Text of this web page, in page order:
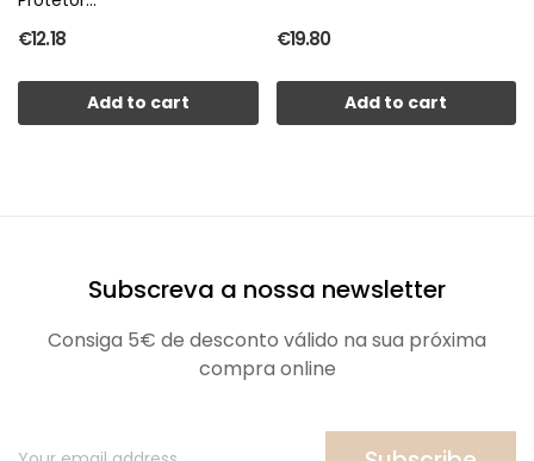
€12.18
Add to cart
€19.80
Add to cart
Subscreva a nossa newsletter
Consiga 5€ de desconto válido na sua próxima
compra online